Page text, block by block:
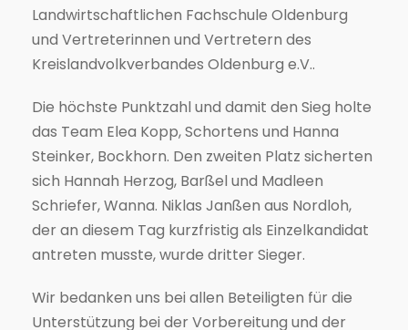
Landwirtschaftlichen Fachschule Oldenburg
und Vertreterinnen und Vertretern des
Kreislandvolkverbandes Oldenburg e.V..
Die höchste Punktzahl und damit den Sieg holte
das Team Elea Kopp, Schortens und Hanna
Steinker, Bockhorn. Den zweiten Platz sicherten
sich Hannah Herzog, Barßel und Madleen
Schriefer, Wanna. Niklas Janßen aus Nordloh,
der an diesem Tag kurzfristig als Einzelkandidat
antreten musste, wurde dritter Sieger.
Wir bedanken uns bei allen Beteiligten für die
Unterstützung bei der Vorbereitung und der